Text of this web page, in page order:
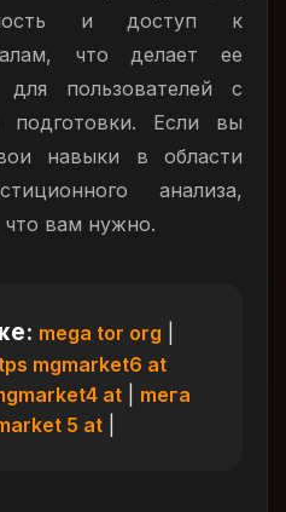
и доступ к
что делает ее
пользователей с
подготовки. Если вы
навыки в области
анализа,
вам нужно.
mega tor org
mgmarket6 at
at
meга
5 at